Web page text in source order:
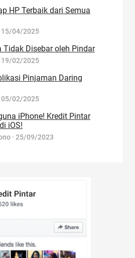
HP Terbaik dari Semua
15/04/2025
Tidak Disebar oleh Pindar
19/02/2025
Pinjaman Daring
05/02/2025
iPhone! Kredit Pintar
iOS!
· 25/09/2023